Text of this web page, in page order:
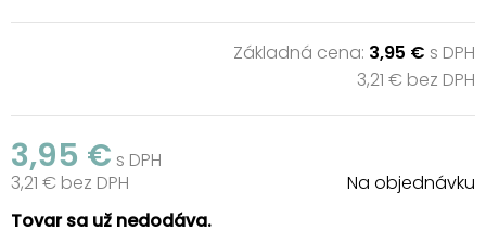
Základná cena: 3,95 € s DPH
3,21 € bez DPH
3,95 € s DPH
3,21 € bez DPH
Na objednávku
Tovar sa už nedodáva.